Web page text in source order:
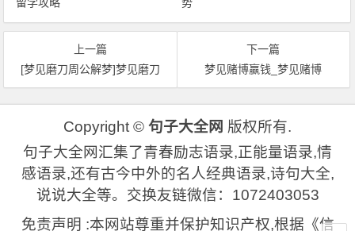
上一篇
[梦见磨刀周公解梦]梦见磨刀
下一篇
梦见赌博赢钱_梦见赌博
Copyright © 句子大全网 版权所有.
句子大全网汇集了青春励志语录,正能量语录,情
感语录,还有古今中外的名人经典语录,诗句大全,
说说大全等。交换友链微信：1072403053
免责声明 :本网站尊重并保护知识产权,根据《信